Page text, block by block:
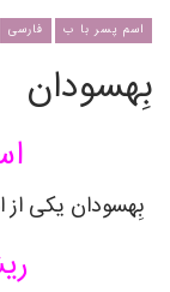
اسم پسر با ب فارسی
بِهسودان
بِهسودان یکی